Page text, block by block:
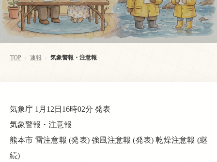
TOP > 速報 > 気象警報・注意報
気象庁 1月12日16時02分 発表
気象警報・注意報
熊本市 雷注意報 (発表) 強風注意報 (発表) 乾燥注意報 (継
続)